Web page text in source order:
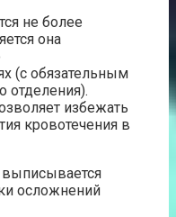
не более
она
(с обязательным
отделения).
избежать
кровотечения в
выписывается
осложнений